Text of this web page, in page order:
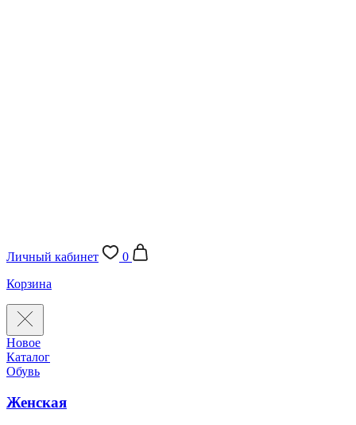
Личный кабинет
0
Корзина
Новое
Каталог
Обувь
Женская